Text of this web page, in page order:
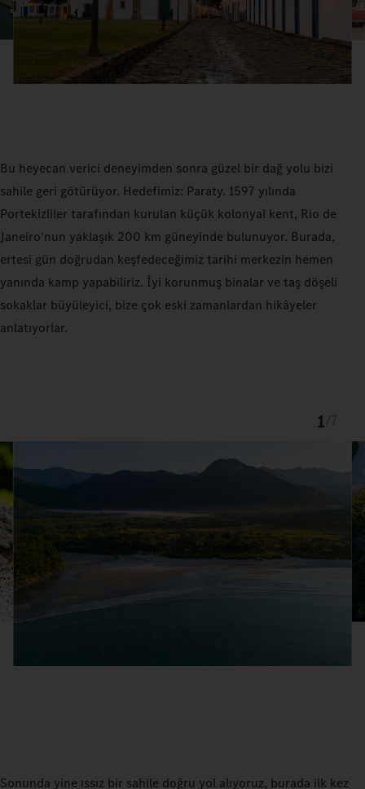
Bu heyecan verici deneyimden sonra güzel bir dağ yolu bizi
sahile geri götürüyor. Hedefimiz: Paraty. 1597 yılında
Portekizliler tarafından kurulan küçük kolonyal kent, Rio de
Janeiro'nun yaklaşık 200 km güneyinde bulunuyor. Burada,
ertesi gün doğrudan keşfedeceğimiz tarihi merkezin hemen
yanında kamp yapabiliriz. İyi korunmuş binalar ve taş döşeli
sokaklar büyüleyici, bize çok eski zamanlardan hikâyeler
anlatıyorlar.
1
Sonunda yine ıssız bir sahile doğru yol alıyoruz, burada ilk kez